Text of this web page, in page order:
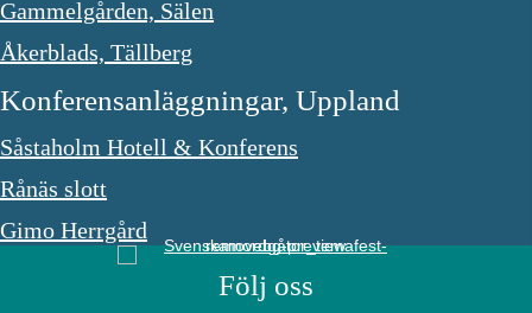
Gammelgården, Sälen
Åkerblads, Tällberg
Konferensanläggningar, Uppland
Såstaholm Hotell & Konferens
Rånäs slott
Gimo Herrgård
Följ oss